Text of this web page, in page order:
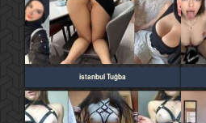
istanbul Tuğba